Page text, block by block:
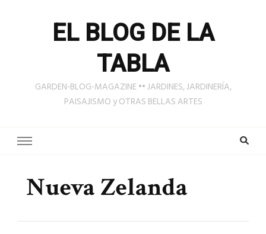
EL BLOG DE LA
TABLA
GARDEN-BLOG-MAGAZINE •• JARDINES, JARDINERÍA,
PAISAJISMO y OTRAS BELLAS ARTES
Nueva Zelanda